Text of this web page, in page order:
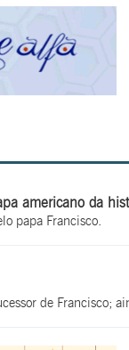
americano da
papa Francisco.
de Francisco;